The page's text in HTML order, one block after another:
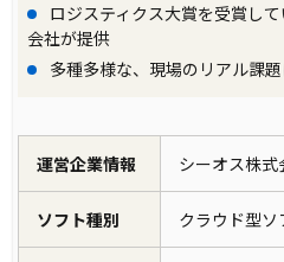
ロジスティクス大賞を受賞し
会社が提供
多種多様な、現場のリアル課
運営企業情報 シーオス株式
ソフト種別 クラウド型